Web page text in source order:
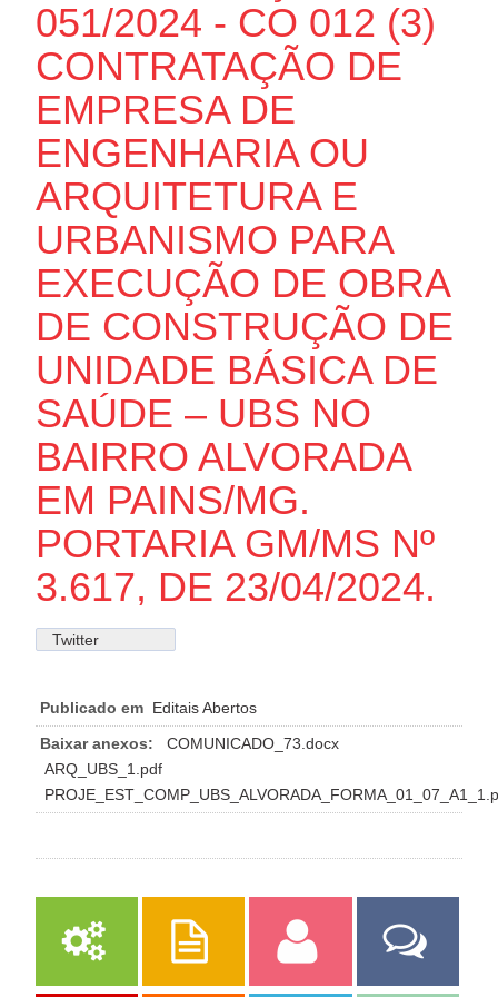
051/2024 - CO 012 (3)
CONTRATAÇÃO DE
EMPRESA DE
ENGENHARIA OU
ARQUITETURA E
URBANISMO PARA
EXECUÇÃO DE OBRA
DE CONSTRUÇÃO DE
UNIDADE BÁSICA DE
SAÚDE – UBS NO
BAIRRO ALVORADA
EM PAINS/MG.
PORTARIA GM/MS Nº
3.617, DE 23/04/2024.
Twitter
Publicado em Editais Abertos
Baixar anexos:
COMUNICADO_73.docx
ARQ_UBS_1.pdf